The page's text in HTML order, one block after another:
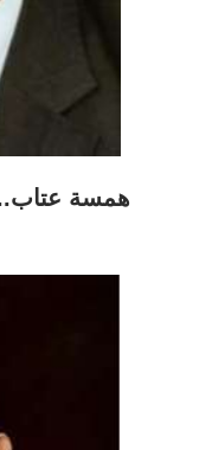
همسة عتاب..